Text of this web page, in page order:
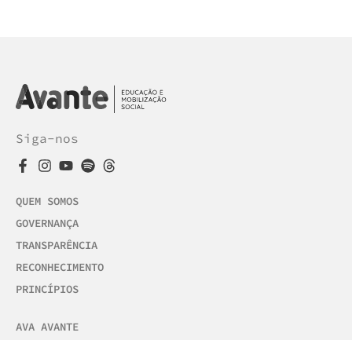
Siga-nos
QUEM SOMOS
GOVERNANÇA
TRANSPARÊNCIA
RECONHECIMENTO
PRINCÍPIOS
AVA AVANTE